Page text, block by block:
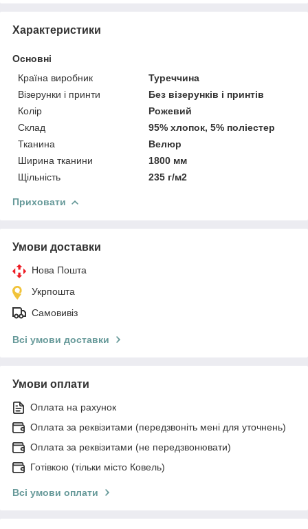
Характеристики
Основні
Країна виробник
Туреччина
Візерунки і принти
Без візерунків і принтів
Колір
Рожевий
Склад
95% хлопок, 5% поліестер
Тканина
Велюр
Ширина тканини
1800 мм
Щільність
235 г/м2
Приховати
Умови доставки
Нова Пошта
Укрпошта
Самовивіз
Всі умови доставки
Умови оплати
Оплата на рахунок
Оплата за реквізитами (передзвоніть мені для уточнень)
Оплата за реквізитами (не передзвонювати)
Готівкою (тільки місто Ковель)
Всі умови оплати